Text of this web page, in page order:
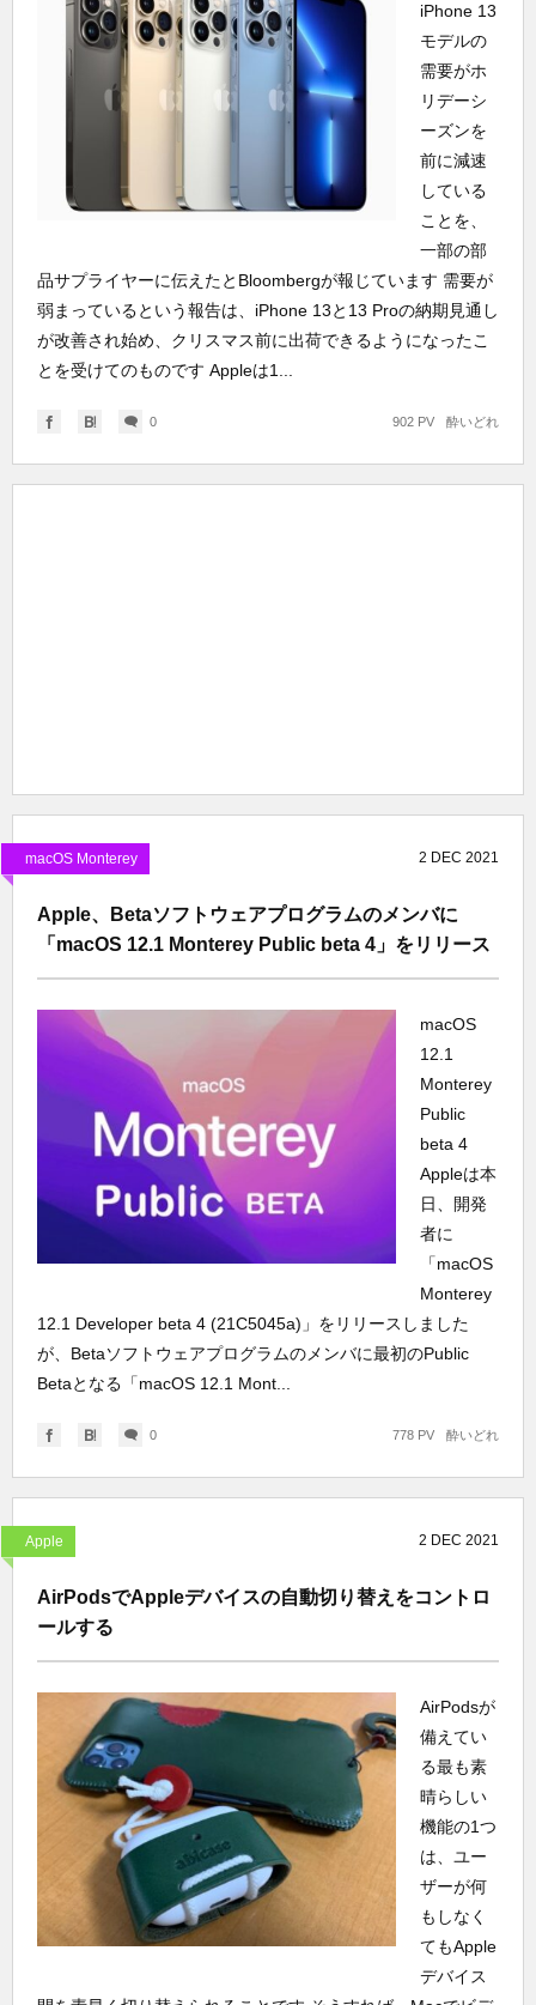
iPhone 13
モデルの
需要がホ
リデーシ
ーズンを
前に減速
している
ことを、
一部の部
品サプライヤーに伝えたとBloombergが報じています 需要が
弱まっているという報告は、iPhone 13と13 Proの納期見通し
が改善され始め、クリスマス前に出荷できるようになったこ
とを受けてのものです Appleは1...
0 酔いどれ
902 PV
macOS Monterey 2 DEC 2021
Apple、Betaソフトウェアプログラムのメンバに
「macOS 12.1 Monterey Public beta 4」をリリース
macOS
12.1
Monterey
Public
beta 4
Appleは本
日、開発
者に
「macOS
Monterey
12.1 Developer beta 4 (21C5045a)」をリリースしました
が、Betaソフトウェアプログラムのメンバに最初のPublic
Betaとなる「macOS 12.1 Mont...
0 酔いどれ
778 PV
Apple 2 DEC 2021
AirPodsでAppleデバイスの自動切り替えをコントロ
ールする
AirPodsが
備えてい
る最も素
晴らしい
機能の1つ
は、ユー
ザーが何
もしなく
てもApple
デバイス